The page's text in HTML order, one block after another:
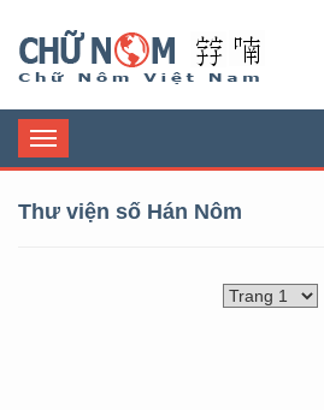
Toggle
navigation
Thư viện số Hán Nôm